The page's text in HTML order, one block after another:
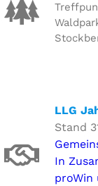
LLG
Stand
In
proWin